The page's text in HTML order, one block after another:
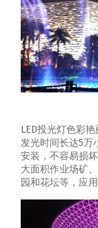
LED投光灯色彩
发光时间长达5万
安装，不容易损
大面积作业场矿
园和花坛等，应